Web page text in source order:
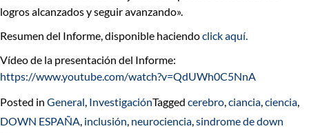
logros alcanzados y seguir avanzando».
Resumen del Informe, disponible haciendoclick aquí.
Vídeo de la presentación del Informe:
https://www.youtube.com/watch?v=QdUWh0C5NnA
Posted in General, InvestigaciónTagged cerebro,ciancia,ciencia,
DOWN ESPAÑA, inclusión, neurociencia,sindrome de down